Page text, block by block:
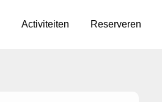
Activiteiten Reserveren